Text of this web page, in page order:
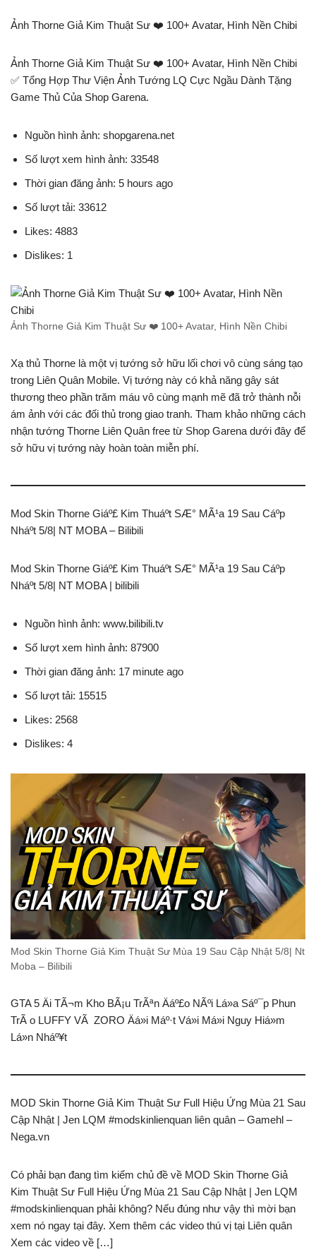
Ảnh Thorne Giả Kim Thuật Sư ❤️️ 100+ Avatar, Hình Nền Chibi
Ảnh Thorne Giả Kim Thuật Sư ❤️️ 100+ Avatar, Hình Nền Chibi
✅ Tổng Hợp Thư Viện Ảnh Tướng LQ Cực Ngầu Dành Tặng
Game Thủ Của Shop Garena.
Nguồn hình ảnh: shopgarena.net
Số lượt xem hình ảnh: 33548
Thời gian đăng ảnh: 5 hours ago
Số lượt tải: 33612
Likes: 4883
Dislikes: 1
Ảnh Thorne Giả Kim Thuật Sư ❤️️ 100+ Avatar, Hình Nền Chibi
Xạ thủ Thorne là một vị tướng sở hữu lối chơi vô cùng sáng tạo
trong Liên Quân Mobile. Vị tướng này có khả năng gây sát
thương theo phần trăm máu vô cùng mạnh mẽ đã trở thành nỗi
ám ảnh với các đối thủ trong giao tranh. Tham khảo những cách
nhận tướng Thorne Liên Quân free từ Shop Garena dưới đây để
sở hữu vị tướng này hoàn toàn miễn phí.
Mod Skin Thorne Giáº£ Kim Thuáº­t SÆ° MÃ¹a 19 Sau Cáº­p
Nháº­t 5/8| NT MOBA – Bilibili
Mod Skin Thorne Giáº£ Kim Thuáº­t SÆ° MÃ¹a 19 Sau Cáº­p
Nháº­t 5/8| NT MOBA | bilibili
Nguồn hình ảnh: www.bilibili.tv
Số lượt xem hình ảnh: 87900
Thời gian đăng ảnh: 17 minute ago
Số lượt tải: 15515
Likes: 2568
Dislikes: 4
Mod Skin Thorne Giả Kim Thuật Sư Mùa 19 Sau Cập Nhật 5/8| Nt
Moba – Bilibili
GTA 5 Äi TÃ¬m Kho BÃ¡u TrÃªn Äáº£o NÃºi Lá»­a Sáº¯p Phun
TrÃ o LUFFY VÃ ZORO Äá»i Máº·t Vá»i Má»i Nguy Hiá»m
Lá»n Nháº¥t
MOD Skin Thorne Giả Kim Thuật Sư Full Hiệu Ứng Mùa 21 Sau
Cập Nhật | Jen LQM #modskinlienquan liên quân – Gamehl –
Nega.vn
Có phải bạn đang tìm kiếm chủ đề về MOD Skin Thorne Giả
Kim Thuật Sư Full Hiệu Ứng Mùa 21 Sau Cập Nhật | Jen LQM
#modskinlienquan phải không? Nếu đúng như vậy thì mời bạn
xem nó ngay tại đây. Xem thêm các video thú vị tại Liên quân
Xem các video về […]